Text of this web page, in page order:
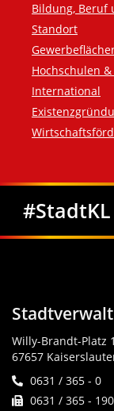
Bildung, Beruf
Standort
Hochschulen
International
Social Media
#StadtKL
Willy-Brandt-Platz 1
67657
0631 / 365 - 0
0631 / 365 - 190